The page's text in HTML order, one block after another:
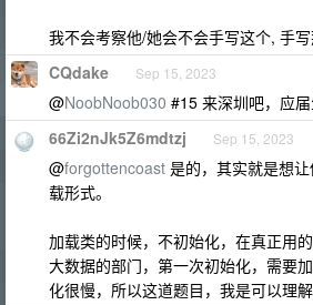
我不会考察他/她会不会手写这个, 手
CQdake Sep 15, 2023
@NoobNoob030 #15 来深圳吧，应
66Zi2nJk5Z6mdtzj Sep 15, 2023
@forgottencoast 是的，其实就是想
载形式。
加载类的时候，不初始化，在真正用
大数据的部门，第一次初始化，需要
化很慢，所以这道题目，我是可以理解